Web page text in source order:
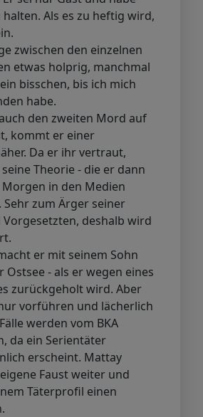
Als es zu heftig wird,
zwischen den einzelnen
etwas holprig, manchmal
bisschen, bis ich mich
habe.
den zweiten Mord auf
kommt er einer
Da er ihr vertraut,
Theorie - die er dann
in den Medien
zum Ärger seiner
Vorgesetzten, deshalb wird
er mit seinem Sohn
Ostsee - als er wegen eines
zurückgeholt wird. Aber
vorführen und lächerlich
werden vom BKA
da ein Serientäter
erscheint. Mattay
Faust weiter und
Täterprofil einen